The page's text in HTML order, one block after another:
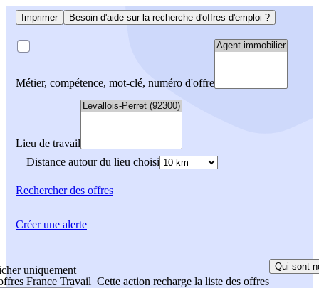
Imprimer Besoin d'aide sur la recherche d'offres d'emploi ?
Métier, compétence, mot-clé, numéro d'offre
Lieu de travail
Distance autour du lieu choisi
Rechercherdes offres
uniquement
France Travail Cette action recharge la liste des offres
Qui sont
Créer une alerte